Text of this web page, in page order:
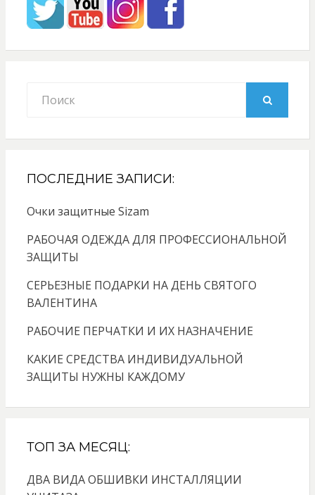
for:
ПОСЛЕДНИЕ ЗАПИСИ:
Очки защитные Sizam
РАБОЧАЯ ОДЕЖДА ДЛЯ ПРОФЕССИОНАЛЬНОЙ
ЗАЩИТЫ
СЕРЬЕЗНЫЕ ПОДАРКИ НА ДЕНЬ СВЯТОГО
ВАЛЕНТИНА
РАБОЧИЕ ПЕРЧАТКИ И ИХ НАЗНАЧЕНИЕ
КАКИЕ СРЕДСТВА ИНДИВИДУАЛЬНОЙ
ЗАЩИТЫ НУЖНЫ КАЖДОМУ
ТОП ЗА МЕСЯЦ:
ДВА ВИДА ОБШИВКИ ИНСТАЛЛЯЦИИ